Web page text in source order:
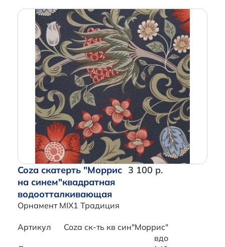
Coza скатерть "Моррис
на синем"квадратная
водоотталкивающая
Орнамент MIX1 Традиция
3 100 р.
Артикул
Coza ск-ть кв син"Моррис"
вдо